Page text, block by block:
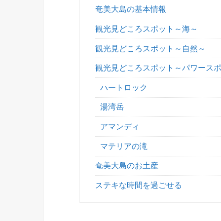
奄美大島の基本情報
観光見どころスポット～海～
観光見どころスポット～自然～
観光見どころスポット～パワース
ハートロック
湯湾岳
アマンディ
マテリアの滝
奄美大島のお土産
ステキな時間を過ごせる